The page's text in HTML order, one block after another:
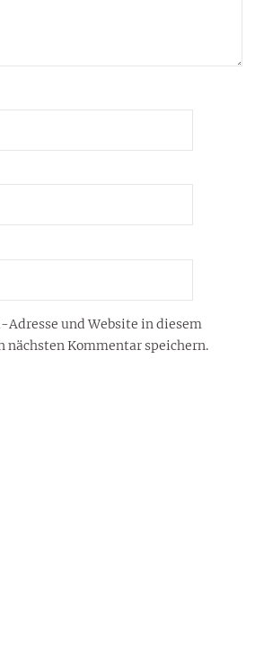
und Website in diesem
nächsten Kommentar speichern.